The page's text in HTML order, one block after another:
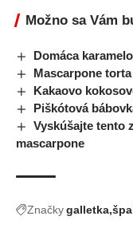
Možno sa Vám
Domáca
Mascarpone
Kakaovo
Piškótová
Vyskúšajte tento
mascarpone
Značkygalletka